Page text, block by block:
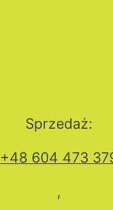
Sprzedaż:
+48 604 473
,